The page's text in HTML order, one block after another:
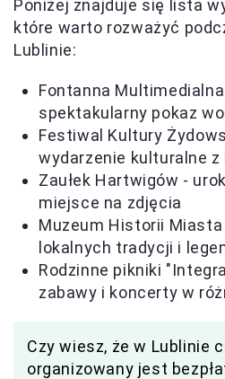
Poniżej znajduje się lista
które warto rozważyć
Lublinie:
Fontanna
spektakularny pokaz
Festiwal Kultury
wydarzenie kulturalne
Zaułek Hartwigów -
miejsce na zdjęcia
Muzeum Historii
lokalnych tradycji i
Rodzinne pikniki
zabawy i koncerty w
Czy wiesz, że w Lublinie
organizowany jest